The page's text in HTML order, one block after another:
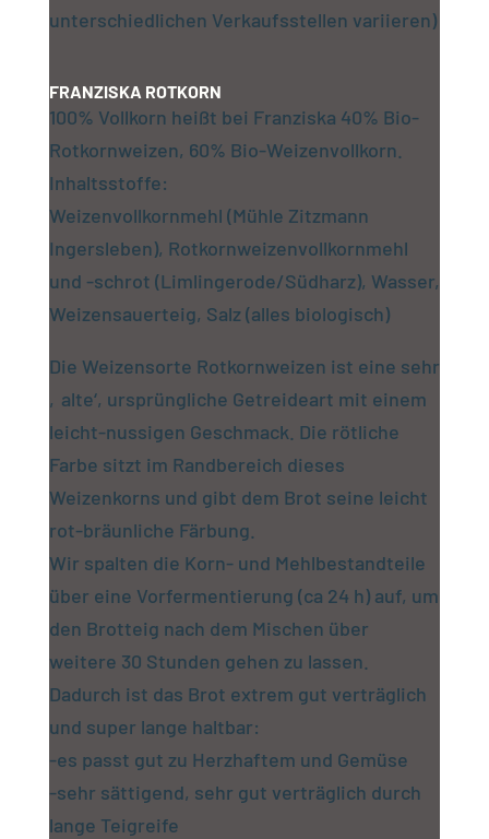
unterschiedlichen Verkaufsstellen variieren)
FRANZISKA ROTKORN
100% Vollkorn heißt bei Franziska 40% Bio-
Rotkornweizen, 60% Bio-Weizenvollkorn.
Inhaltsstoffe:
Weizenvollkornmehl (Mühle Zitzmann
Ingersleben), Rotkornweizenvollkornmehl
und -schrot (Limlingerode/Südharz), Wasser,
Weizensauerteig, Salz (alles biologisch)
Die Weizensorte Rotkornweizen ist eine sehr
‚alte‘, ursprüngliche Getreideart mit einem
leicht-nussigen Geschmack. Die rötliche
Farbe sitzt im Randbereich dieses
Weizenkorns und gibt dem Brot seine leicht
rot-bräunliche Färbung.
Wir spalten die Korn- und Mehlbestandteile
über eine Vorfermentierung (ca 24 h) auf, um
den Brotteig nach dem Mischen über
weitere 30 Stunden gehen zu lassen.
Dadurch ist das Brot extrem gut verträglich
und super lange haltbar:
-es passt gut zu Herzhaftem und Gemüse
-sehr sättigend, sehr gut verträglich durch
lange Teigreife